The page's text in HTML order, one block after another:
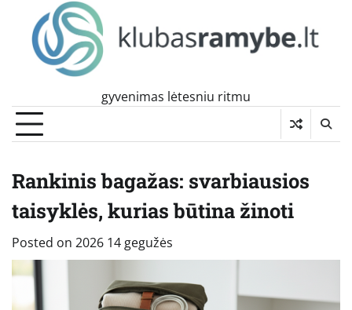
content
gyvenimas lėtesniu ritmu
Rankinis bagažas: svarbiausios
taisyklės, kurias būtina žinoti
Posted on 2026 14 gegužės